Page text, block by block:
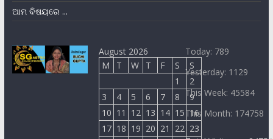
ଆମ ବିଷୟରେ ...
August 2026
M
T W T F S
S
1
2
3
4 5 6 7 8
9
10 11 12 13 14 15 16
17 18 19 20 21 22 23
Today: 789
Yesterday: 1129
This Week: 45584
This Month: 174758